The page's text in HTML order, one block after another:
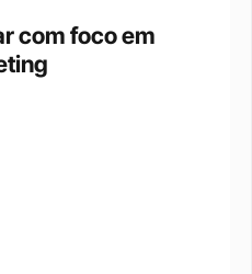
com foco em